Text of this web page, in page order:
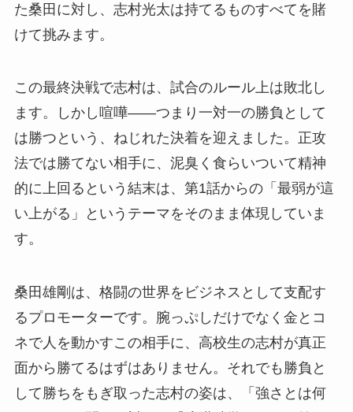
た桑田に対し、志村光太は持てるものすべてを賭
けて挑みます。
この最終決戦で志村は、試合のルール上は敗北し
ます。しかし喧嘩——つまり一対一の勝負として
は勝つという、ねじれた決着を迎えました。正攻
法では勝てない相手に、泥臭く食らいついて精神
的に上回るという結末は、第1話からの「最弱が這
い上がる」というテーマをそのまま体現していま
す。
桑田雄剛は、格闘の世界をビジネスとして支配す
るプロモーターです。腕っぷしだけでなく金とコ
ネで人を動かすこの相手に、高校生の志村が真正
面から勝てるはずはありません。それでも勝負と
して勝ちをもぎ取った志村の姿は、「強さとは何